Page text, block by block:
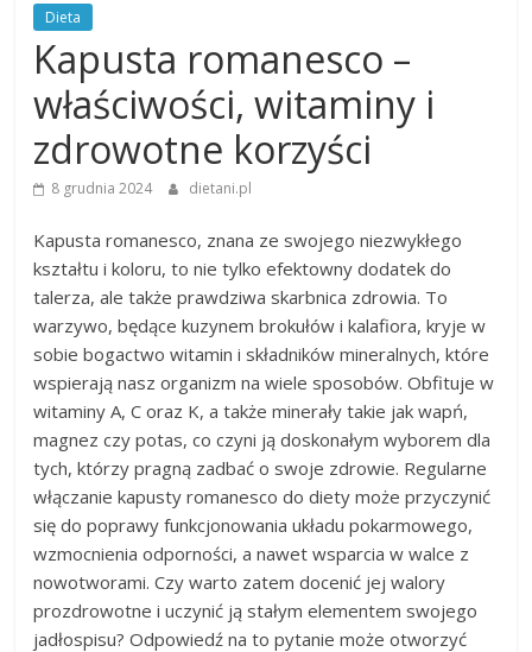
Dieta
Kapusta romanesco –
właściwości, witaminy i
zdrowotne korzyści
8 grudnia 2024 dietani.pl
Kapusta romanesco, znana ze swojego niezwykłego
kształtu i koloru, to nie tylko efektowny dodatek do
talerza, ale także prawdziwa skarbnica zdrowia. To
warzywo, będące kuzynem brokułów i kalafiora, kryje w
sobie bogactwo witamin i składników mineralnych, które
wspierają nasz organizm na wiele sposobów. Obfituje w
witaminy A, C oraz K, a także minerały takie jak wapń,
magnez czy potas, co czyni ją doskonałym wyborem dla
tych, którzy pragną zadbać o swoje zdrowie. Regularne
włączanie kapusty romanesco do diety może przyczynić
się do poprawy funkcjonowania układu pokarmowego,
wzmocnienia odporności, a nawet wsparcia w walce z
nowotworami. Czy warto zatem docenić jej walory
prozdrowotne i uczynić ją stałym elementem swojego
jadłospisu? Odpowiedź na to pytanie może otworzyć